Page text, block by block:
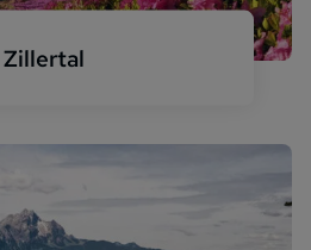
Zillertal